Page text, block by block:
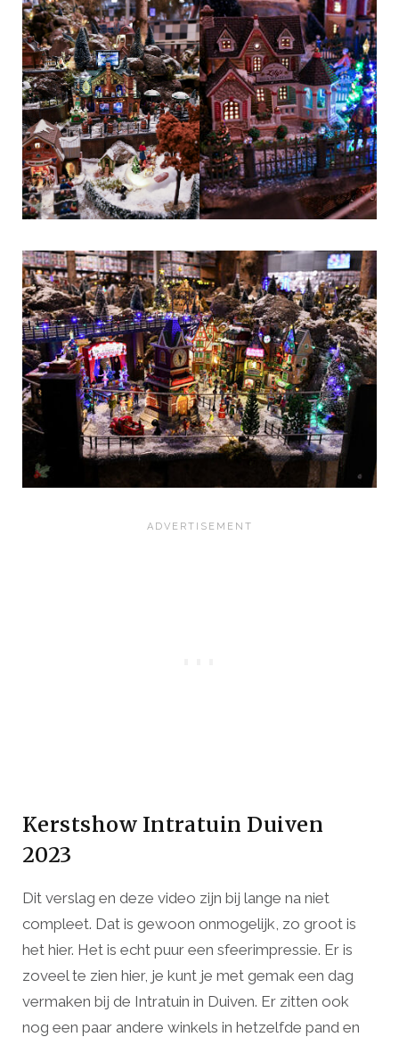
Kerstshow Intratuin Duiven
2023
Dit verslag en deze video zijn bij lange na niet
compleet. Dat is gewoon onmogelijk, zo groot is
het hier. Het is echt puur een sfeerimpressie. Er is
zoveel te zien hier, je kunt je met gemak een dag
vermaken bij de Intratuin in Duiven. Er zitten ook
nog een paar andere winkels in hetzelfde pand en